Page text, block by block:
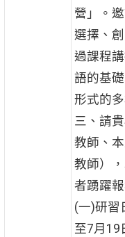
營」。
選擇、
過課程
語的基
形式的多
三、請
教師、
教師）
者踴躍
(一)研習
至7月19